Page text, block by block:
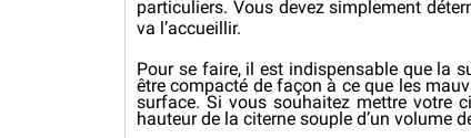
particuliers. Vous devez simplement
va l’accueillir.
Pour se faire, il est indispensable que la
être compacté de façon à ce que les
surface. Si vous souhaitez mettre votre
hauteur de la citerne souple d’un volume